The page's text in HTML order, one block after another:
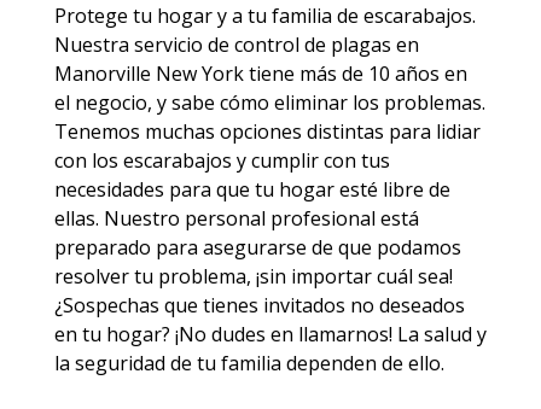
Protege tu hogar y a tu familia de escarabajos.
Nuestra servicio de control de plagas en
Manorville New Yorktiene más de 10 años en
el negocio, y sabe cómo eliminar los problemas.
Tenemos muchas opciones distintas para lidiar
con los escarabajos y cumplir con tus
necesidades para que tu hogar esté libre de
ellas. Nuestro personal profesional está
preparado para asegurarse de que podamos
resolver tu problema, ¡sin importar cuál sea!
¿Sospechas que tienes invitados no deseados
en tu hogar? ¡No dudes en llamarnos! La salud y
la seguridad de tu familia dependen de ello.